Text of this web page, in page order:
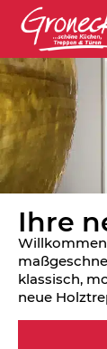
Ihre
klassisch,
neue